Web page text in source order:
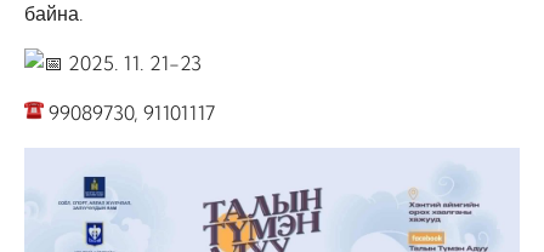
байна.
2025. 11. 21-23
99089730, 91101117